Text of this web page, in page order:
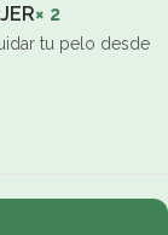
× 2
tu pelo desde